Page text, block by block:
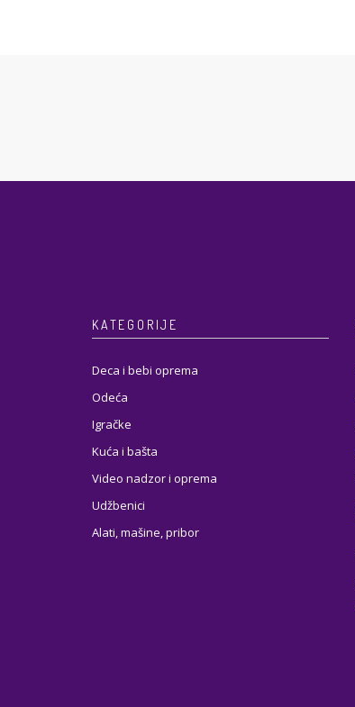
KATEGORIJE
Deca i bebi oprema
Odeća
Igračke
Kuća i bašta
Video nadzor i oprema
Udžbenici
Alati, mašine, pribor